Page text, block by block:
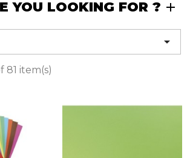
YOU LOOKING FOR ?

81 item(s)